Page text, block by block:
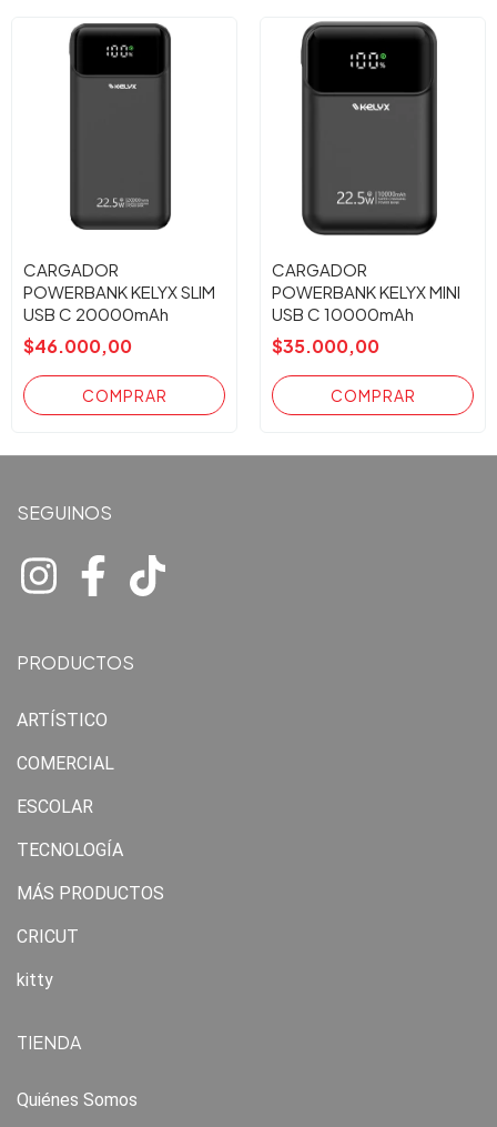
CARGADOR
POWERBANK KELYX SLIM
USB C 20000mAh
NEGRO
$46.000,00
CARGADOR
POWERBANK KELYX MINI
USB C 10000mAh
NEGRO
$35.000,00
SEGUINOS
PRODUCTOS
ARTÍSTICO
COMERCIAL
ESCOLAR
TECNOLOGÍA
MÁS PRODUCTOS
CRICUT
kitty
TIENDA
Quiénes Somos